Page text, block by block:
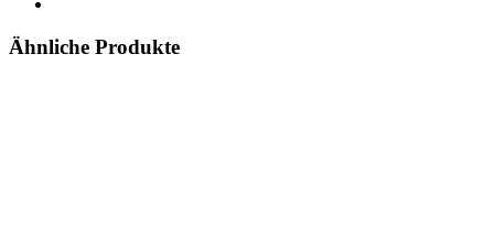
Ähnliche Produkte